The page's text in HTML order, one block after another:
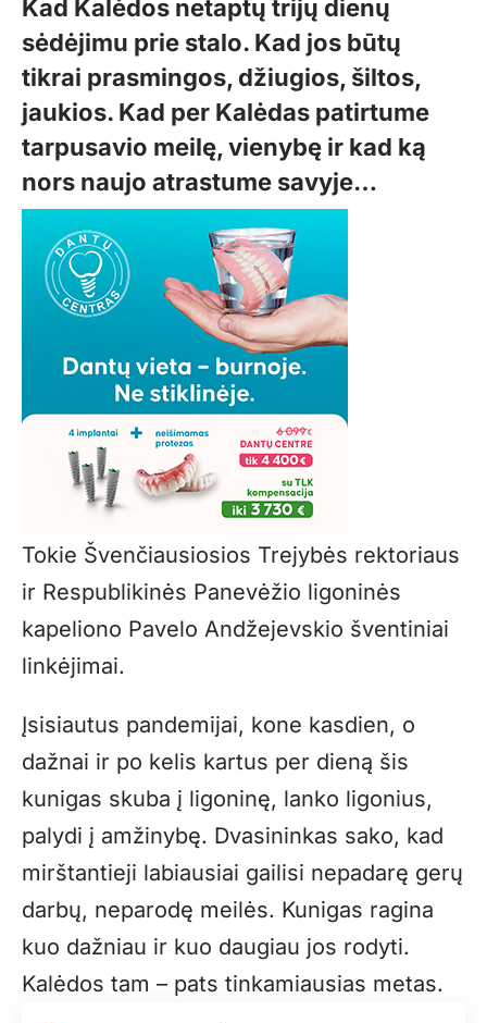
Kad Kalėdos netaptų trijų dienų
sėdėjimu prie stalo. Kad jos būtų
tikrai prasmingos, džiugios, šiltos,
jaukios. Kad per Kalėdas patirtume
tarpusavio meilę, vienybę ir kad ką
nors naujo atrastume savyje…
Tokie Švenčiausiosios Trejybės rektoriaus
ir Respublikinės Panevėžio ligoninės
kapeliono Pavelo Andžejevskio šventiniai
linkėjimai.
Įsisiautus pandemijai, kone kasdien, o
dažnai ir po kelis kartus per dieną šis
kunigas skuba į ligoninę, lanko ligonius,
palydi į amžinybę. Dvasininkas sako, kad
mirštantieji labiausiai gailisi nepadarę gerų
darbų, neparodę meilės. Kunigas ragina
kuo dažniau ir kuo daugiau jos rodyti.
Kalėdos tam – pats tinkamiausias metas.